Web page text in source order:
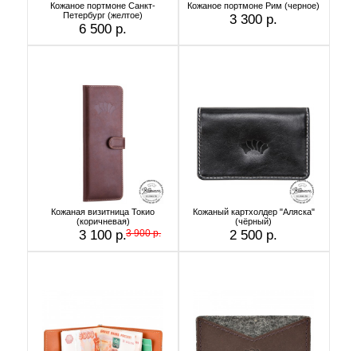
Кожаное портмоне Санкт-
Петербург (желтое)
6 500 р.
Кожаное портмоне Рим (черное)
3 300 р.
Кожаная визитница Токио
(коричневая)
3 100 р.3 900 р.
Кожаный картхолдер "Аляска"
(чёрный)
2 500 р.